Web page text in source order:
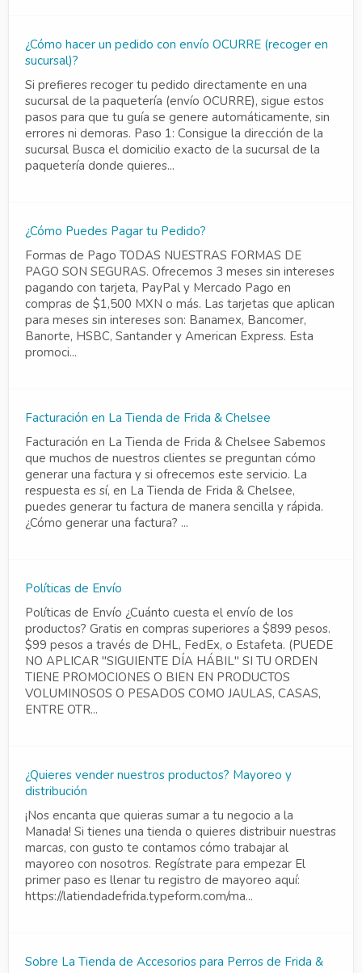
¿Cómo hacer un pedido con envío OCURRE (recoger en
sucursal)?
Si prefieres recoger tu pedido directamente en una
sucursal de la paquetería (envío OCURRE), sigue estos
pasos para que tu guía se genere automáticamente, sin
errores ni demoras. Paso 1: Consigue la dirección de la
sucursal Busca el domicilio exacto de la sucursal de la
paquetería donde quieres...
¿Cómo Puedes Pagar tu Pedido?
Formas de Pago TODAS NUESTRAS FORMAS DE
PAGO SON SEGURAS. Ofrecemos 3 meses sin intereses
pagando con tarjeta, PayPal y Mercado Pago en
compras de $1,500 MXN o más. Las tarjetas que aplican
para meses sin intereses son: Banamex, Bancomer,
Banorte, HSBC, Santander y American Express. Esta
promoci...
Facturación en La Tienda de Frida & Chelsee
Facturación en La Tienda de Frida & Chelsee Sabemos
que muchos de nuestros clientes se preguntan cómo
generar una factura y si ofrecemos este servicio. La
respuesta es sí, en La Tienda de Frida & Chelsee,
puedes generar tu factura de manera sencilla y rápida.
¿Cómo generar una factura? ...
Políticas de Envío
Políticas de Envío ¿Cuánto cuesta el envío de los
productos? Gratis en compras superiores a $899 pesos.
$99 pesos a través de DHL, FedEx, o Estafeta. (PUEDE
NO APLICAR "SIGUIENTE DÍA HÁBIL" SI TU ORDEN
TIENE PROMOCIONES O BIEN EN PRODUCTOS
VOLUMINOSOS O PESADOS COMO JAULAS, CASAS,
ENTRE OTR...
¿Quieres vender nuestros productos? Mayoreo y
distribución
¡Nos encanta que quieras sumar a tu negocio a la
Manada! Si tienes una tienda o quieres distribuir nuestras
marcas, con gusto te contamos cómo trabajar al
mayoreo con nosotros. Regístrate para empezar El
primer paso es llenar tu registro de mayoreo aquí:
https://latiendadefrida.typeform.com/ma...
Sobre La Tienda de Accesorios para Perros de Frida &